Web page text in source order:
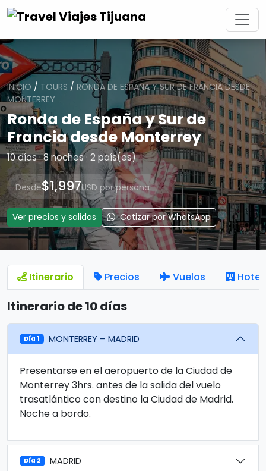
INICIO / TOURS / RONDA DE ESPAÑA Y SUR DE FRANCIA DESDE
MONTERREY
Ronda de España y Sur de
Francia desde Monterrey
10 días · 8 noches · 2 país(es)
Desde$1,997USD por persona
Ver precios y salidas Cotizar por WhatsApp
Itinerario Precios Vuelos
Itinerario de 10 días
Día 1 MONTERREY – MADRID
Presentarse en el aeropuerto de la Ciudad de
Monterrey 3hrs. antes de la salida del vuelo
trasatlántico con destino la Ciudad de Madrid.
Noche a bordo.
Día 2 MADRID